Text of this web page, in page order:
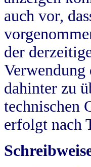
auch vor,
der
dahinter zu
technischen
erfolgt nach